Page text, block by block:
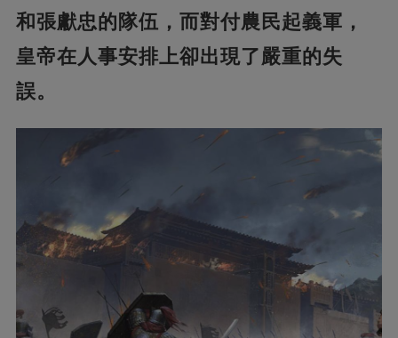
和張獻忠的隊伍，而對付農民起義軍，
皇帝在人事安排上卻出現了嚴重的失
誤。